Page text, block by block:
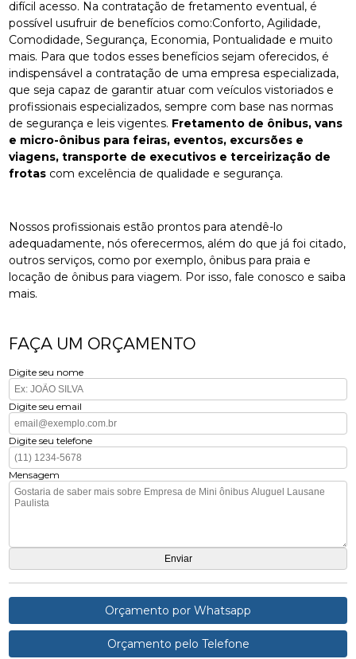
difícil acesso. Na contratação de fretamento eventual, é
possível usufruir de benefícios como:Conforto, Agilidade,
Comodidade, Segurança, Economia, Pontualidade e muito
mais. Para que todos esses benefícios sejam oferecidos, é
indispensável a contratação de uma empresa especializada,
que seja capaz de garantir atuar com veículos vistoriados e
profissionais especializados, sempre com base nas normas
de segurança e leis vigentes. Fretamento de ônibus, vans
e micro-ônibus para feiras, eventos, excursões e
viagens, transporte de executivos e terceirização de
frotas com excelência de qualidade e segurança.
Nossos profissionais estão prontos para atendê-lo
adequadamente, nós oferecermos, além do que já foi citado,
outros serviços, como por exemplo, ônibus para praia e
locação de ônibus para viagem. Por isso, fale conosco e saiba
mais.
FAÇA UM ORÇAMENTO
Digite seu nome
Digite seu email
Digite seu telefone
Mensagem
Orçamento por Whatsapp
Orçamento pelo Telefone